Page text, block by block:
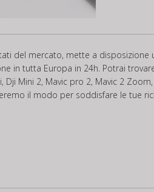
del mercato, mette a disposizione
in tutta Europa in 24h. Potrai
Mini 2, Mavic pro 2, Mavic 2 Zoom,
il modo per soddisfare le tue